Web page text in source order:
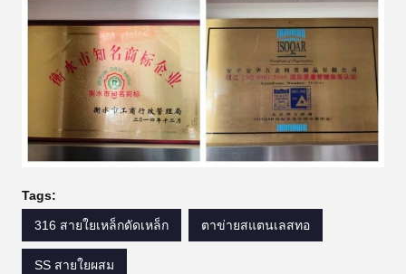
Tags:
316 สายใยเหล็กดัดเหล็ก ตาข่ายสแตนเลสทอ
SS สายใยผสม